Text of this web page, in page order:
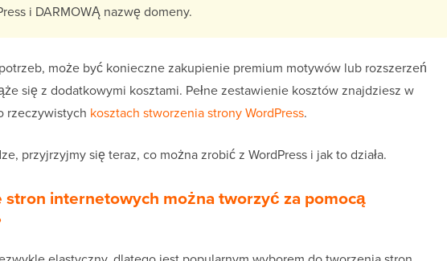
i DARMOWĄ nazwę domeny.
może być konieczne zakupienie premium motywów lub rozszerzeń
się z dodatkowymi kosztami. Pełne zestawienie kosztów znajdziesz w
rzeczywistych kosztach stworzenia strony WordPress.
przyjrzyjmy się teraz, co można zrobić z WordPress i jak to działa.
stron internetowych można tworzyć za pomocą